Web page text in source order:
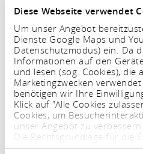
Diese Webseite verwendet
Um unser Angebot
Dienste Google Maps und
Datenschutzmodus) ein. Da
Informationen auf den
und lesen (sog. Cookies), die
Marketingzwecken
benötigen wir Ihre
Klick auf "Alle Cookies
Cookies, um
unser Angebot zu verbessern.
Die Rechtsgrundlage für die
die Speicherung und das
faciliteiten zoals een
zorgen voor een hoog niveau
uitstekende bakkerswaren
bakker, die op slechts een
Kortingen voor kinderen zijn
contacteren.